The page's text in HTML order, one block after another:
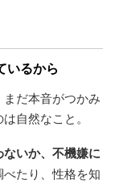
いるから
だ本音がつかみ
自然なこと。
いか、不機嫌に
たり、性格を知